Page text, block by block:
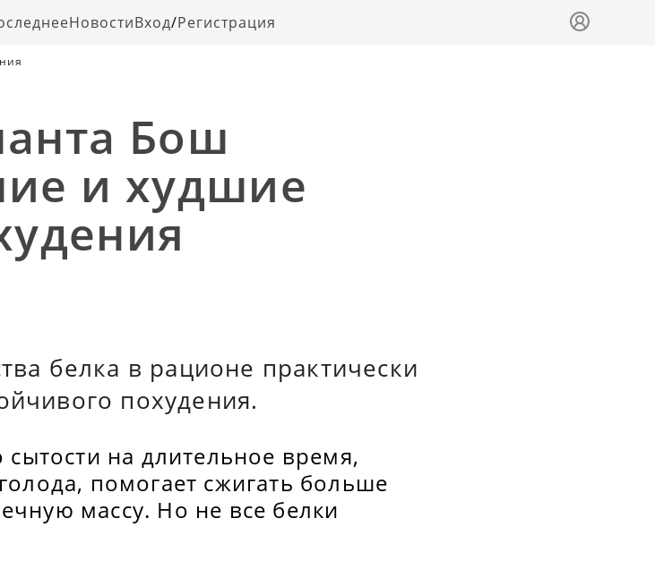
НовостиВход/Регистрация
Бош
и худшие
белка в рационе практически
похудения.
сытости на длительное время,
помогает сжигать больше
массу. Но не все белки